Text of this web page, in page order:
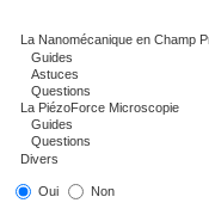
Oui Non